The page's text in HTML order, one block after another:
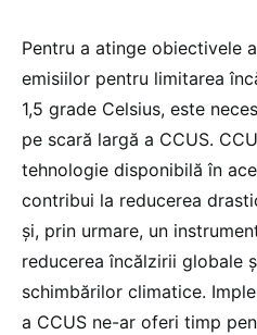
Pentru a atinge obiectivele
emisiilor pentru limitarea
1,5 grade Celsius, este
pe scară largă a CCUS.
tehnologie disponibilă în
contribui la reducerea
și, prin urmare, un
reducerea încălzirii globale
schimbărilor climatice.
a CCUS ne-ar oferi timp